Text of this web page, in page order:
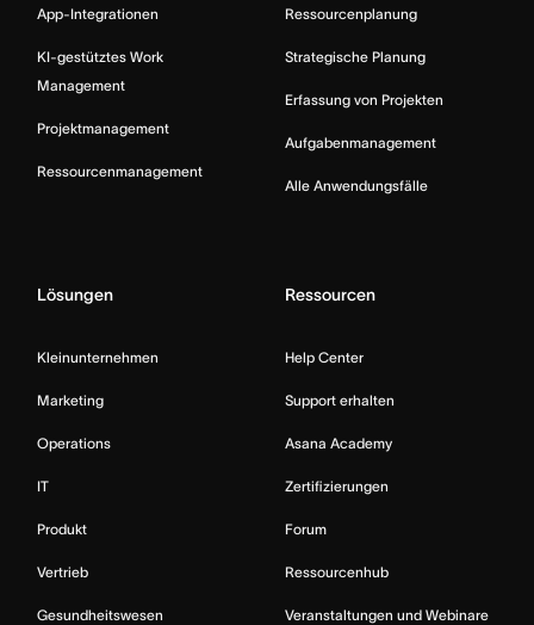
App-Integrationen
KI-gestütztes Work
Management
Projektmanagement
Ressourcenmanagement
Ressourcenplanung
Strategische Planung
Erfassung von Projekten
Aufgabenmanagement
Alle Anwendungsfälle
Lösungen
Kleinunternehmen
Marketing
Operations
IT
Produkt
Vertrieb
Gesundheitswesen
Ressourcen
Help Center
Support erhalten
Asana Academy
Zertifizierungen
Forum
Ressourcenhub
Veranstaltungen und Webinare